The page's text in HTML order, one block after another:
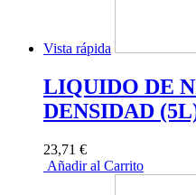
Vista rápida
LIQUIDO DE
DENSIDAD
23,71 €
Añadir al Carrito